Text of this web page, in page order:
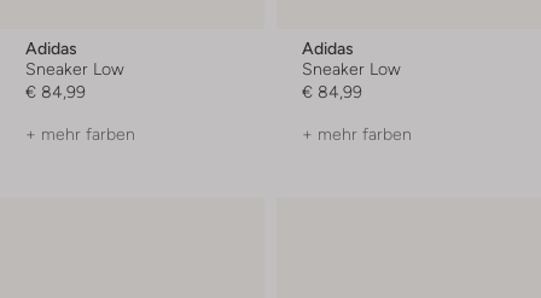
Adidas
Sneaker Low
€ 84,99
+ mehr farben
Adidas
Sneaker Low
€ 84,99
+ mehr farben